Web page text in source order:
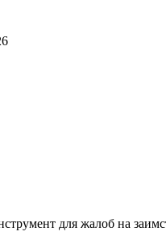
для жалоб на